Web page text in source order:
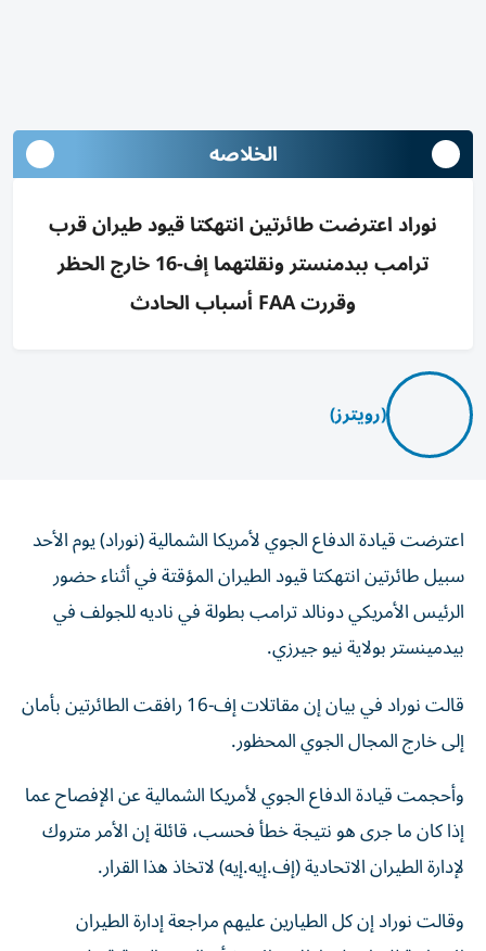
الخلاصه
نوراد اعترضت طائرتين انتهكتا قيود طيران قرب
ترامب ببدمنستر ونقلتهما إف-16 خارج الحظر
وقررت FAA أسباب الحادث
(رويترز)
اعترضت قيادة الدفاع الجوي ‌لأمريكا الشمالية (نوراد) يوم الأحد
سبيل طائرتين ​انتهكتا ⁠قيود الطيران المؤقتة ‌في أثناء حضور
‌الرئيس الأمريكي دونالد ترامب بطولة في ناديه للجولف في
‌بيدمينستر بولاية نيو جيرزي.
قالت نوراد ⁠في بيان إن مقاتلات إف-16 رافقت الطائرتين بأمان
إلى خارج المجال الجوي المحظور.
وأحجمت قيادة الدفاع الجوي ‌لأمريكا الشمالية عن الإفصاح عما
​إذا كان ما جرى هو ‌نتيجة خطأ فحسب، قائلة إن الأمر متروك
لإدارة الطيران ⁠الاتحادية (إف.إيه.إيه) لاتخاذ هذا القرار.
وقالت نوراد إن كل الطيارين عليهم مراجعة ​إدارة ‌الطيران